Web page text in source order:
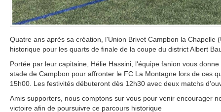
Quatre ans après sa création, l'Union Brivet Campbon la Chapelle
historique pour les quarts de finale de la coupe du district Albert
Portée par leur capitaine, Hélie Hassini, l'équipe fanion vous
stade de Campbon pour affronter le FC La Montagne lors de ces
15h00. Les festivités débuteront dès 12h30 avec deux matchs
Amis supporters, nous comptons sur vous pour venir encourager
victoire afin de poursuivre ce parcours historique